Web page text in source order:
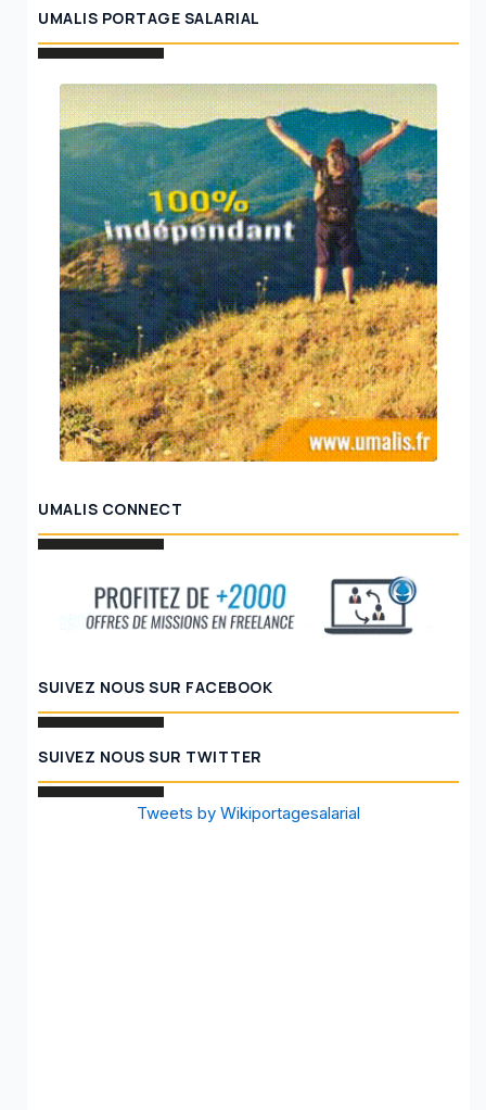
UMALIS PORTAGE SALARIAL
UMALIS CONNECT
SUIVEZ NOUS SUR FACEBOOK
SUIVEZ NOUS SUR TWITTER
Tweets by Wikiportagesalarial